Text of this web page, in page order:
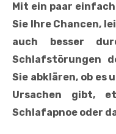
Mit ein paar
Sie Ihre Chancen,
auch besser
Schlafstörungen
Sie abklären, ob es
Ursachen gibt,
Schlafapnoe oder